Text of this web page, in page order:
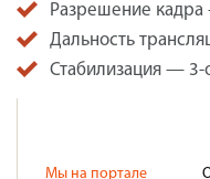
Разрешение
Дальность
Стабилизация — 3-
Мы на портале